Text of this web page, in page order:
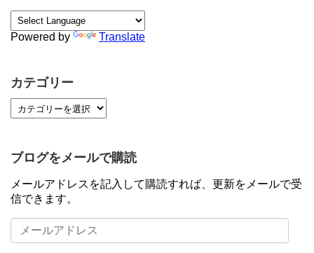
Powered by Translate
カテゴリー
ブログをメールで購読
メールアドレスを記入して購読すれば、更新をメールで受
信できます。
メ
ー